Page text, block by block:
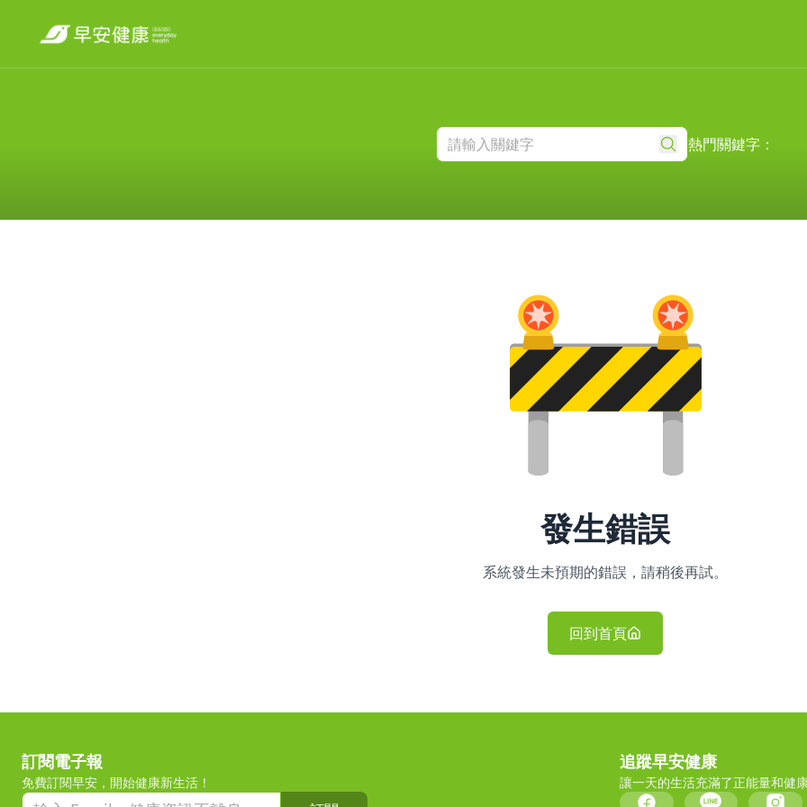
熱門關鍵字：
發生錯誤
系統發生未預期的錯誤，請稍後再試。
回到首頁
訂閱電子報
免費訂閱早安，開始健康新生活！
追蹤早安健康
讓一天的生活充滿了正能量和健